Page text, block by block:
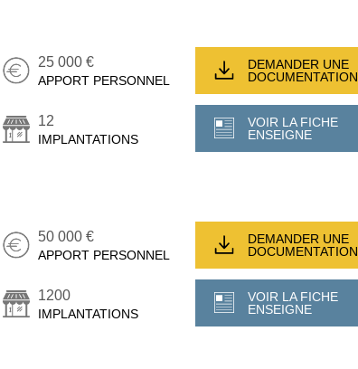
25 000 €
APPORT PERSONNEL
12
IMPLANTATIONS
DEMANDER UNE
DOCUMENTATION
VOIR LA FICHE
ENSEIGNE
50 000 €
APPORT PERSONNEL
1200
IMPLANTATIONS
DEMANDER UNE
DOCUMENTATION
VOIR LA FICHE
ENSEIGNE